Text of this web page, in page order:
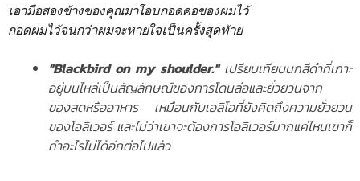
เอามือสองข้างของคุณมาโอบกอดคอของผมไว้
กอดผมไว้จนกว่าผมจะหายใจเป็นครั้งสุดท้าย
"Blackbird on my shoulder." เปรียบเทียบนกสีดำที่เกาะ
อยู่บนไหล่เป็นสัญลักษณ์ของการโดนล่อและยั่วยวนจาก
ของสดหรืออาหาร เหมือนกับเอลิโอที่ยังคิดถึงความยั่วยวน
ของโอลิเวอร์ และไม่ว่าเขาจะต้องการโอลิเวอร์มากแค่ไหนเขาก็
ทำอะไรไม่ได้อีกต่อไปแล้ว